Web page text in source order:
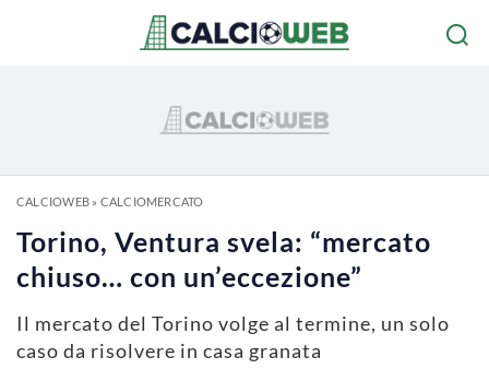
CALCIOWEB» CALCIOMERCATO
Torino, Ventura svela: “mercato
chiuso… con un’eccezione”
Il mercato del Torino volge al termine, un solo
caso da risolvere in casa granata